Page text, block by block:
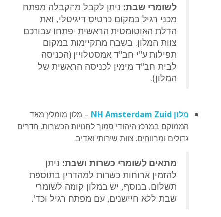
לשומרי שבת: ניתן לקבל מהקבלה מפתח
מכני רגיל במקום כרטיס דיגיטלי, ואת
הדלת האוטומטית הראשית יפתחו עבורכם
צוות המלון. בשבת מתקיימות במקום
תפילות ע"י חב"ד אמסטלויין (הכניסה
לבית חב"ד מימין לכניסה הראשית של
המלון).
מלון NH Amsterdam Zuid
– מלון מומלץ מאד
הממוקם במרכז היהודי סמוך לחנויות הכשרות. חדרים
גדולים ומרווחים. צוות שירותי ואדיב.
מתאים לשומרי כשרות ושבת: ניתן
להזמין ארוחות כשרות למהדרין בתוספת
תשלום. בנוסף, יש במלון קומה לשומרי
שבת ללא חיישנים, עם מפתח רגיל וכד'.